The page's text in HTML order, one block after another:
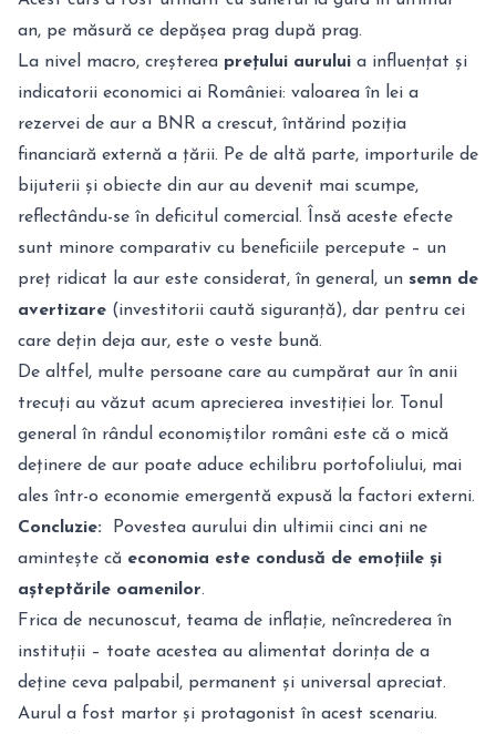
an, pe măsură ce depășea prag după prag.
La nivel macro, creșterea prețului aurului a influențat și
indicatorii economici ai României: valoarea în lei a
rezervei de aur a BNR a crescut, întărind poziția
financiară externă a țării. Pe de altă parte, importurile de
bijuterii și obiecte din aur au devenit mai scumpe,
reflectându-se în deficitul comercial. Însă aceste efecte
sunt minore comparativ cu beneficiile percepute – un
preț ridicat la aur este considerat, în general, un semn de
avertizare (investitorii caută siguranță), dar pentru cei
care dețin deja aur, este o veste bună.
De altfel, multe persoane care au cumpărat aur în anii
trecuți au văzut acum aprecierea investiției lor. Tonul
general în rândul economiștilor români este că o mică
deținere de aur poate aduce echilibru portofoliului, mai
ales într-o economie emergentă expusă la factori externi.
Concluzie: Povestea aurului din ultimii cinci ani ne
amintește că economia este condusă de emoțiile și
așteptările oamenilor.
Frica de necunoscut, teama de inflație, neîncrederea în
instituții – toate acestea au alimentat dorința de a
deține ceva palpabil, permanent și universal apreciat.
Aurul a fost martor și protagonist în acest scenariu.